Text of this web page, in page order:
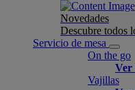
Novedades
Descubre todos
Servicio de mesa
On the go
Ver
Vajillas